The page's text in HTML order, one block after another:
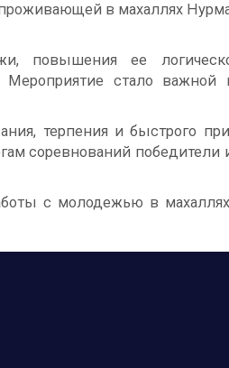
в махаллях
повышения ее
Мероприятие стало
терпения и быстрого
соревнований
с молодежью в